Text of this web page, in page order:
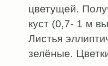
цветущей.
куст (0,7- 1 м
Листья
зелёные.